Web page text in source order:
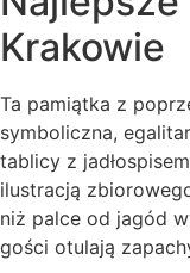
Krakowie
Ta pamiątka z
symboliczna,
tablicy z
ilustracją
niż palce od jagód
gości otulają